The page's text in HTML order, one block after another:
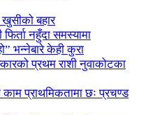
खुसीको बहार
नहुँदा समस्यामा
भन्नेबारे केही कुरा
प्रथम राशी नुवाकोटका
काम प्राथमिकतामा छः प्रचण्ड